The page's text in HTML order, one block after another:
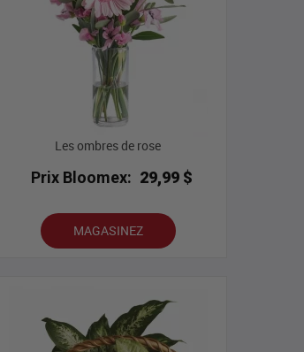
Les ombres de rose
Prix Bloomex: 29,99 $
MAGASINEZ